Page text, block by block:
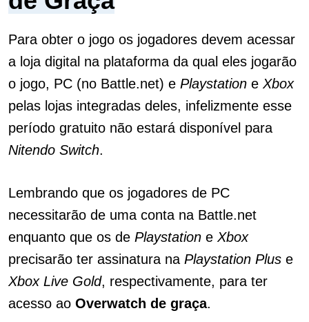
Para obter o jogo os jogadores devem acessar
a loja digital na plataforma da qual eles jogarão
o jogo, PC (no Battle.net) e Playstation e Xbox
pelas lojas integradas deles, infelizmente esse
período gratuito não estará disponível para
Nitendo Switch.
Lembrando que os jogadores de PC
necessitarão de uma conta na Battle.net
enquanto que os de Playstation e Xbox
precisarão ter assinatura na Playstation Plus e
Xbox Live Gold, respectivamente, para ter
acesso ao Overwatch de graça.